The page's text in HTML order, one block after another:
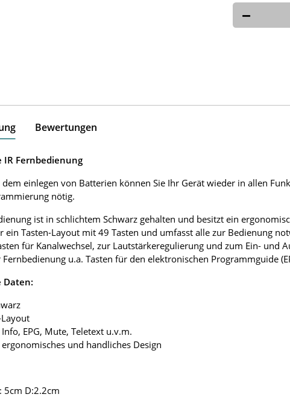
Bewertungen
IR Fernbedienung
einlegen von Batterien können Sie Ihr Gerät wieder in allen
nötig.
ist in schlichtem Schwarz gehalten und besitzt ein
ein Tasten-Layout mit 49 Tasten und umfasst alle zur Bedienung
für Kanalwechsel, zur Lautstärkeregulierung und zum Ein- und
u.a. Tasten für den elektronischen Programmguide
Daten:
EPG, Mute, Teletext u.v.m.
ergonomisches und handliches Design
5cm D:2.2cm